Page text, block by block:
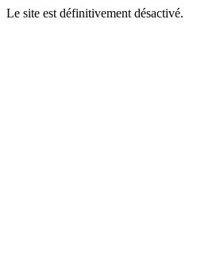
Le site est définitivement désactivé.